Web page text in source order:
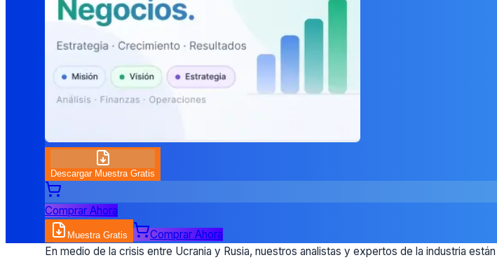
Descargar Muestra Gratis
Comprar Ahora
Muestra Gratis
Comprar Ahora
En medio de la crisis entre Ucrania y Rusia, nuestros analistas y expertos de la industria